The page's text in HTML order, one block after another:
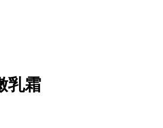
乳霜